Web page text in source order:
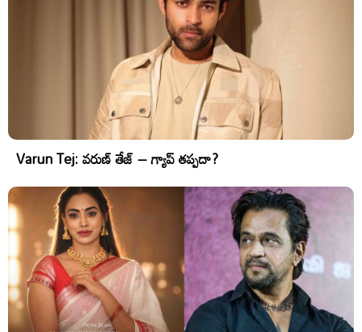
Varun Tej: వరుణ్ తేజ్ – గ్యాప్ తప్పదా?